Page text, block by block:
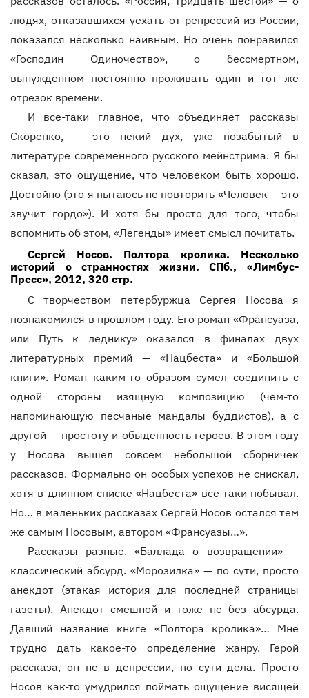
людях, отказавшихся уехать от репрессий из России,
показался несколько наивным. Но очень понравился
«Господин Одиночество», о бессмертном,
вынужденном постоянно проживать один и тот же
отрезок времени.
И все-таки главное, что объединяет рассказы
Скоренко, — это некий дух, уже позабытый в
литературе современного русского мейнстрима. Я бы
сказал, это ощущение, что человеком быть хорошо.
Достойно (это я пытаюсь не повторить «Человек — это
звучит гордо»). И хотя бы просто для того, чтобы
вспомнить об этом, «Легенды» имеет смысл почитать.
Сергей Носов. Полтора кролика. Несколько
историй о странностях жизни. СПб., «Лимбус-
Пресс», 2012, 320 стр.
С творчеством петербуржца Сергея Носова я
познакомился в прошлом году. Его роман «Франсуаза,
или Путь к леднику» оказался в финалах двух
литературных премий — «Нацбеста» и «Большой
книги». Роман каким-то образом сумел соединить с
одной стороны изящную композицию (чем-то
напоминающую песчаные мандалы буддистов), а с
другой — простоту и обыденность героев. В этом году
у Носова вышел совсем небольшой сборничек
рассказов. Формально он особых успехов не снискал,
хотя в длинном списке «Нацбеста» все-таки побывал.
Но… в маленьких рассказах Сергей Носов остался тем
же самым Носовым, автором «Франсуазы…».
Рассказы разные. «Баллада о возвращении» —
классический абсурд. «Морозилка» — по сути, просто
анекдот (этакая история для последней страницы
газеты). Анекдот смешной и тоже не без абсурда.
Давший название книге «Полтора кролика»… Мне
трудно дать какое-то определение жанру. Герой
рассказа, он не в депрессии, по сути дела. Просто
Носов как-то умудрился поймать ощущение висящей